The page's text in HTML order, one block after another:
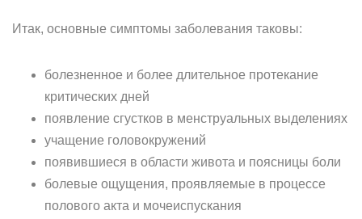
Итак, основные симптомы заболевания таковы:
болезненное и более длительное протекание
критических дней
появление сгустков в менструальных выделениях
учащение головокружений
появившиеся в области живота и поясницы боли
болевые ощущения, проявляемые в процессе
полового акта и мочеиспускания